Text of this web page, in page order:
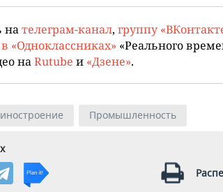
на телеграм-канал, группу
«Одноклассниках» «Реального
на Rutube и «Дзене».
Промышленность